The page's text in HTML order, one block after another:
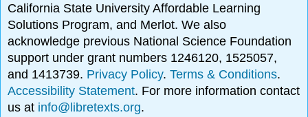
California State University Affordable Learning
Solutions Program, and Merlot. We also
acknowledge previous National Science Foundation
support under grant numbers 1246120, 1525057,
and 1413739. Privacy Policy.Terms & Conditions.
Accessibility Statement. For more information contact
us at info@libretexts.org.